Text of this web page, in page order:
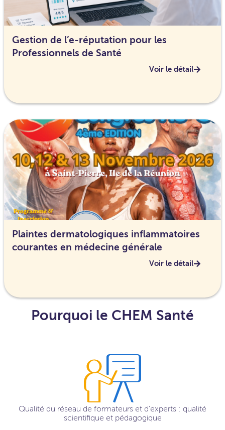
Gestion de l’e-réputation pour les
Professionnels de Santé
Voir le détail
Plaintes dermatologiques inflammatoires
courantes en médecine générale
Voir le détail
Pourquoi le CHEM Santé
Qualité du réseau de formateurs et d’experts : qualité
scientifique et pédagogique